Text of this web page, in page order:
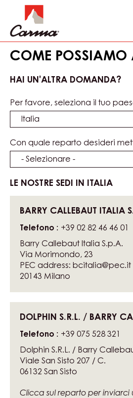
to
main
content
COME POSSIAMO
HAI UN'ALTRA DOMANDA?
Per favore, seleziona il tuo
Con quale reparto desideri
LE NOSTRE SEDI IN ITALIA
BARRY CALLEBAUT ITALIA
Telefono
+39 02 82 46 46 01
Barry Callebaut Italia S.p.A.
Via Morimondo, 23
PEC address: bcitalia@pec.it
20143 Milano
DOLPHIN S.R.L. / BARRY
Telefono
+39 075 528 321
Dolphin S.R.L. / Barry
Viale San Sisto 207 / C.
06132 San Sisto
Clicca sul reparto per inviarci